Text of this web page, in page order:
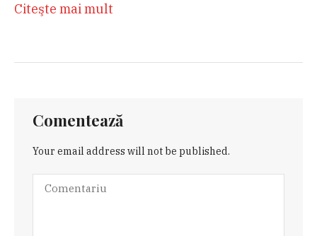
Citeşte mai mult
Comentează
Your email address will not be published.